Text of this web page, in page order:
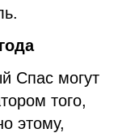
Спас могут
того,
этому,